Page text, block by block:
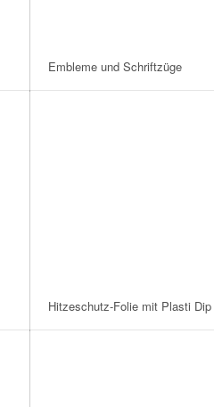
Embleme und Schriftzüge
Hitzeschutz-Folie mit Plasti Dip